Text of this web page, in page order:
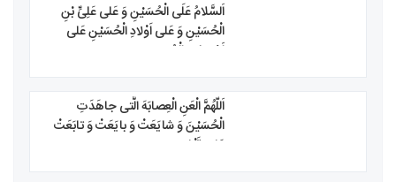
اَلسَّلامُ عَلَى الْحُسَیْنِ وَ عَلى عَلِىِّ بْنِ
الْحُسَیْنِ وَ عَلى اَوْلادِ الْحُسَیْنِ عَلى
اَصْحابِ الْحُسَیْنِ
اَللّهُمَّ الْعَنِ الْعِصابَهَ الَّتی جاهَدَتِ
الْحُسَیْنَ وَ شایَعَتْ وَ بایَعَتْ وَ تابَعَتْ
عَلی قَتْلِهِ